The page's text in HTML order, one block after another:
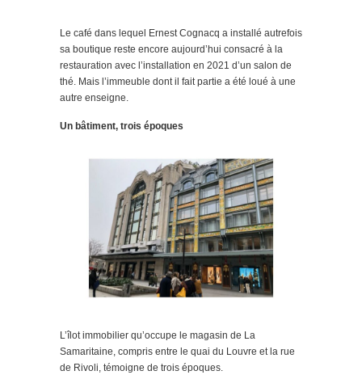
Le café dans lequel Ernest Cognacq a installé autrefois
sa boutique reste encore aujourd’hui consacré à la
restauration avec l’installation en 2021 d’un salon de
thé. Mais l’immeuble dont il fait partie a été loué à une
autre enseigne.
Un bâtiment, trois époques
L’îlot immobilier qu’occupe le magasin de La
Samaritaine, compris entre le quai du Louvre et la rue
de Rivoli, témoigne de trois époques.